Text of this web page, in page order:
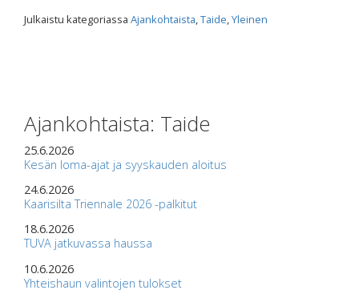
Julkaistu kategoriassa Ajankohtaista Taide Yleinen
Ajankohtaista: Taide
25.6.2026
Kesän loma-ajat ja syyskauden aloitus
24.6.2026
Kaarisilta Triennale 2026 -palkitut
18.6.2026
TUVA jatkuvassa haussa
10.6.2026
Yhteishaun valintojen tulokset